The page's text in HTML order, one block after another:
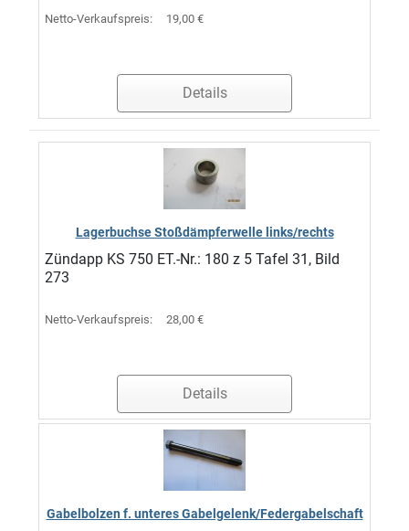
Netto-Verkaufspreis: 19,00 €
Details
Lagerbuchse Stoßdämpferwelle links/rechts
Zündapp KS 750 ET.-Nr.: 180 z 5 Tafel 31, Bild
273
Netto-Verkaufspreis: 28,00 €
Details
Gabelbolzen f. unteres Gabelgelenk/Federgabelschaft